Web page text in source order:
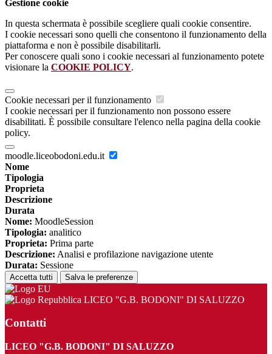
Gestione cookie
In questa schermata è possibile scegliere quali cookie consentire.
I cookie necessari sono quelli che consentono il funzionamento della
piattaforma e non è possibile disabilitarli.
Per conoscere quali sono i cookie necessari al funzionamento potete
visionare la COOKIE POLICY.
Cookie necessari per il funzionamento
I cookie necessari per il funzionamento non possono essere
disabilitati. È possibile consultare l'elenco nella pagina della cookie
policy.
moodle.liceobodoni.edu.it
Nome
Tipologia
Proprieta
Descrizione
Durata
Nome: MoodleSession
Tipologia: analitico
Proprieta: Prima parte
Descrizione: Analisi e profilazione navigazione utente
Durata: Sessione
Accetta tutti Salva le preferenze
LICEO "G.B. BODONI" DI SALUZZO
Contatti
LICEO "G.B. BODONI" DI SALUZZO